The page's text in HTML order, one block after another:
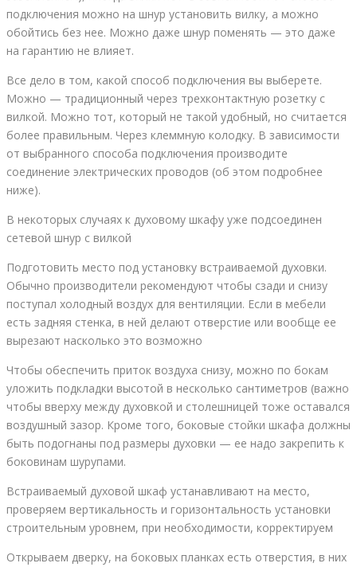
подключения можно на шнур установить вилку, а можно
обойтись без нее. Можно даже шнур поменять — это даже
на гарантию не влияет.
Все дело в том, какой способ подключения вы выберете.
Можно — традиционный через трехконтактную розетку с
вилкой. Можно тот, который не такой удобный, но считается
более правильным. Через клеммную колодку. В зависимости
от выбранного способа подключения производите
соединение электрических проводов (об этом подробнее
ниже).
В некоторых случаях к духовому шкафу уже подсоединен
сетевой шнур с вилкой
Подготовить место под установку встраиваемой духовки.
Обычно производители рекомендуют чтобы сзади и снизу
поступал холодный воздух для вентиляции. Если в мебели
есть задняя стенка, в ней делают отверстие или вообще ее
вырезают насколько это возможно
Чтобы обеспечить приток воздуха снизу, можно по бокам
уложить подкладки высотой в несколько сантиметров (важно
чтобы вверху между духовкой и столешницей тоже оставался
воздушный зазор. Кроме того, боковые стойки шкафа должны
быть подогнаны под размеры духовки — ее надо закрепить к
боковинам шурупами.
Встраиваемый духовой шкаф устанавливают на место,
проверяем вертикальность и горизонтальность установки
строительным уровнем, при необходимости, корректируем
Открываем дверку, на боковых планках есть отверстия, в них